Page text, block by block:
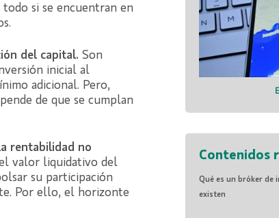
todo si se encuentran en
del capital. Son
inicial al
adicional. Pero,
de que se cumplan
rentabilidad no
valor liquidativo del
su participación
Por ello, el horizonte
Contenidos
Qué es un bróker de
existen